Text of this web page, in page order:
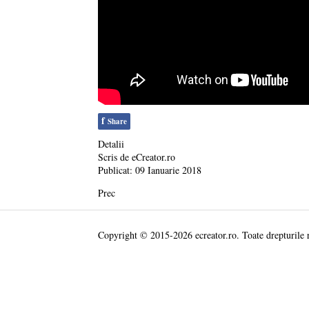
f Share
Detalii
Scris de eCreator.ro
Publicat: 09 Ianuarie 2018
Prec
Copyright © 2015-2026 ecreator.ro. Toate drepturile